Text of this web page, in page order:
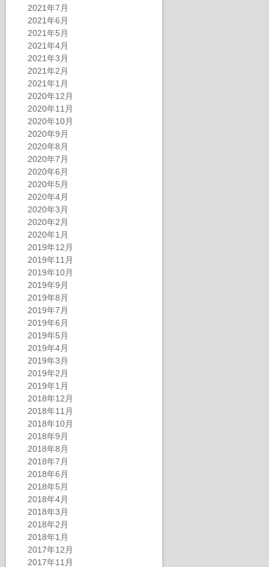
2021年7月
2021年6月
2021年5月
2021年4月
2021年3月
2021年2月
2021年1月
2020年12月
2020年11月
2020年10月
2020年9月
2020年8月
2020年7月
2020年6月
2020年5月
2020年4月
2020年3月
2020年2月
2020年1月
2019年12月
2019年11月
2019年10月
2019年9月
2019年8月
2019年7月
2019年6月
2019年5月
2019年4月
2019年3月
2019年2月
2019年1月
2018年12月
2018年11月
2018年10月
2018年9月
2018年8月
2018年7月
2018年6月
2018年5月
2018年4月
2018年3月
2018年2月
2018年1月
2017年12月
2017年11月